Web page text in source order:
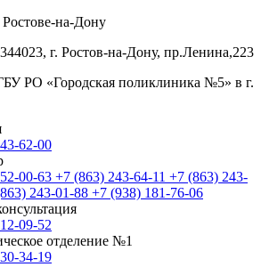
на-Дону
г. Ростов-на-Дону, пр.Ленина,223
РО «Городская поликлиника №5» в г.
62-00
00-63 +7 (863) 243-64-11 +7 (863) 243-
243-01-88 +7 (938) 181-76-06
09-52
отделение №1
34-19